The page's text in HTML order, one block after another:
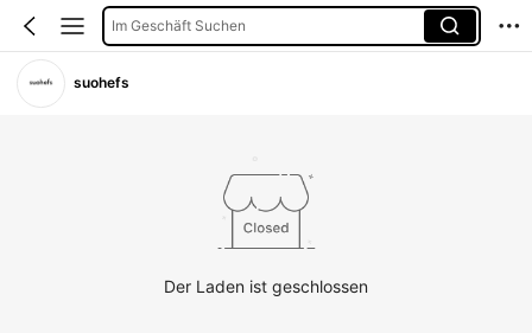
Im Geschäft Suchen
suohefs
Der Laden ist geschlossen